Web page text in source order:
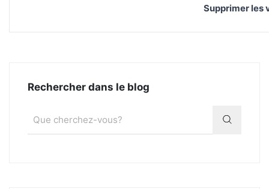
Supprimer les
Rechercher dans le blog